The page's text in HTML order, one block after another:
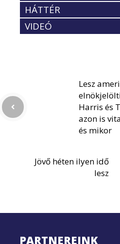
HÁTTÉR
VIDEÓ
Lesz
Harris és
azon is
és mikor
Jövő héten ilyen idő
lesz
PARTNEREINK